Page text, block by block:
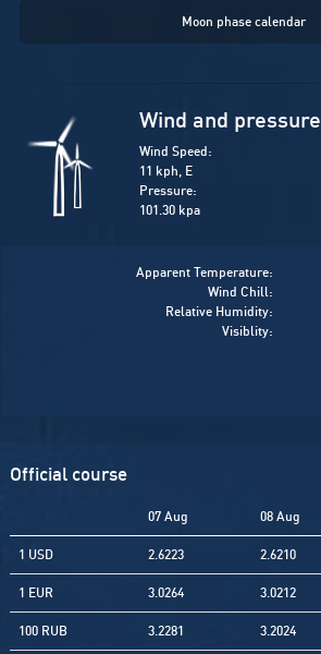
Moon phase calendar
Wind and pressure
Wind Speed:
11 kph, E
Pressure:
101.30 kpa
Apparent Temperature:
Wind Chill:
Relative Humidity:
Visiblity:
Official course
07 Aug 08 Aug
1 USD 2.6223 2.6210
1 EUR 3.0264 3.0212
100 RUB 3.2281 3.2024